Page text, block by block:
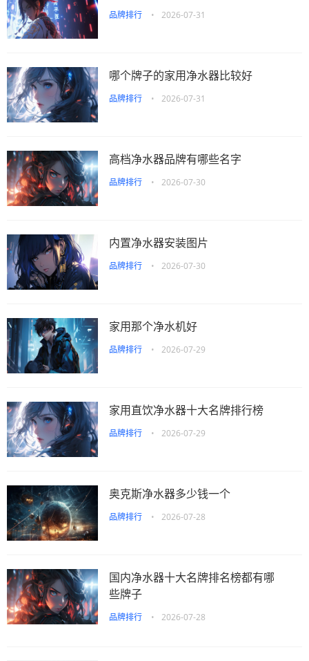
品牌排行 • 2026-07-31
哪个牌子的家用净水器比较好
品牌排行 • 2026-07-31
高档净水器品牌有哪些名字
品牌排行 • 2026-07-30
内置净水器安装图片
品牌排行 • 2026-07-30
家用那个净水机好
品牌排行 • 2026-07-29
家用直饮净水器十大名牌排行榜
品牌排行 • 2026-07-29
奥克斯净水器多少钱一个
品牌排行 • 2026-07-28
国内净水器十大名牌排名榜都有哪
些牌子
品牌排行 • 2026-07-28